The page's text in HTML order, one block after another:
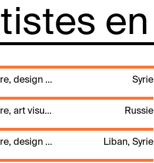
en
architecture, design d'intérieur, installation, photographie, scénographie, sculpture, vidéo Syrie
architecture, art visuel, design d'intérieur, ingénieur, installation, production, scénographie, spectacle vivant Russie
architecture, design d'intérieur, dessin, dessin 3D Liban, Syrie